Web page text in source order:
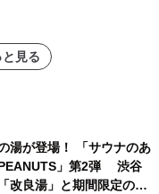
ポートを発表
見る
湯が登場！ 「サウナのあ
」第2弾 渋谷
改良湯」と期間限定のコ